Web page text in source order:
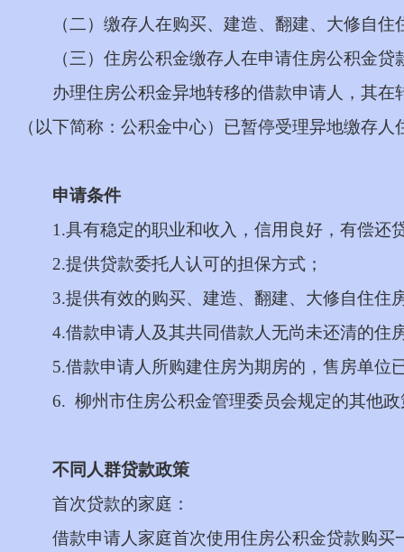
（二）缴存人在购买、建造、翻建、大修自
（三）住房公积金缴存人在申请住房公积金
办理住房公积金异地转移的借款申请人，其
（以下简称：公积金中心）已暂停受理异地缴存
申请条件
1.具有稳定的职业和收入，信用良好，有偿还
2.提供贷款委托人认可的担保方式；
3.提供有效的购买、建造、翻建、大修自住住
4.借款申请人及其共同借款人无尚未还清的住
5.借款申请人所购建住房为期房的，售房单位
6. 柳州市住房公积金管理委员会规定的其他
不同人群贷款政策
首次贷款的家庭：
借款申请人家庭首次使用住房公积金贷款购